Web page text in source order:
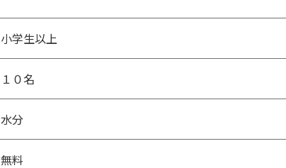
小学生以上
１０名
水分
無料